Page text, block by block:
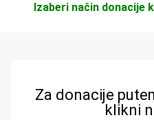
Izaberi način donacije
Za donacije
klikni